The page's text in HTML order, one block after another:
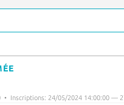
Inscriptions: 24/05/2024 14:00:00 —